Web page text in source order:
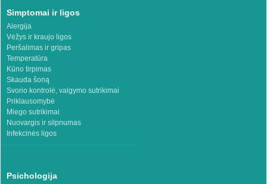
Simptomai ir ligos
Alergija
Vėžys ir kraujo ligos
Peršalimas ir gripas
Temperatūra
Kūno tirpimas
Skauda šoną
Svorio kontrolė, valgymo sutrikimai
Priklausomybė
Miego sutrikimai
Nuovargis ir silpnumas
Infekcinės ligos
Psichologija